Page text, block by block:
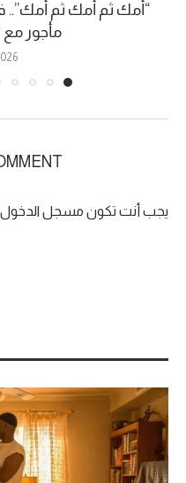
“أمك ثم أمك ثم أمك”..
مأجور
يجب أنت تكون مسجل الدخول